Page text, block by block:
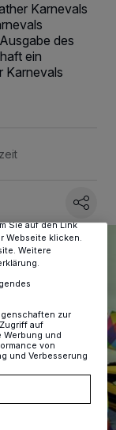
Karnevals
des
ein
Karnevals
OK aktivieren Sie
Partner
Sie. Sie können
Sie auf den Link
Webseite klicken.
Weitere
zur
auf
Werbung und
von
und Verbesserung